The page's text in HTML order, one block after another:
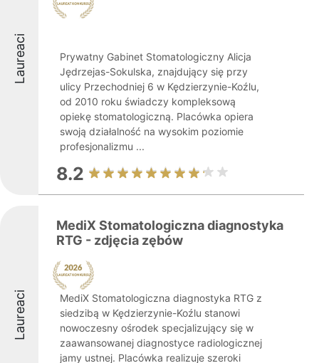
Laureaci
Prywatny Gabinet Stomatologiczny Alicja
Jędrzejas-Sokulska, znajdujący się przy
ulicy Przechodniej 6 w Kędzierzynie-Koźlu,
od 2010 roku świadczy kompleksową
opiekę stomatologiczną. Placówka opiera
swoją działalność na wysokim poziomie
profesjonalizmu ...
8.2
Laureaci
MediX Stomatologiczna diagnostyka
RTG - zdjęcia zębów
MediX Stomatologiczna diagnostyka RTG z
siedzibą w Kędzierzynie-Koźlu stanowi
nowoczesny ośrodek specjalizujący się w
zaawansowanej diagnostyce radiologicznej
jamy ustnej. Placówka realizuje szeroki